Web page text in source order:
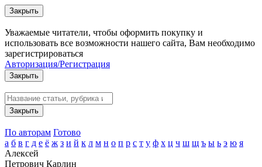
Закрыть
Уважаемые читатели, чтобы оформить покупку и
использовать все возможности нашего сайта, Вам необходимо
зарегистрироваться
Авторизация/Регистрация
Закрыть
Закрыть
По авторам Готово
а б в г д е ё ж з и й к л м н о п р с т у ф х ц ч ш щ ъ ы ь э ю я
Алексей
Петрович Карлин